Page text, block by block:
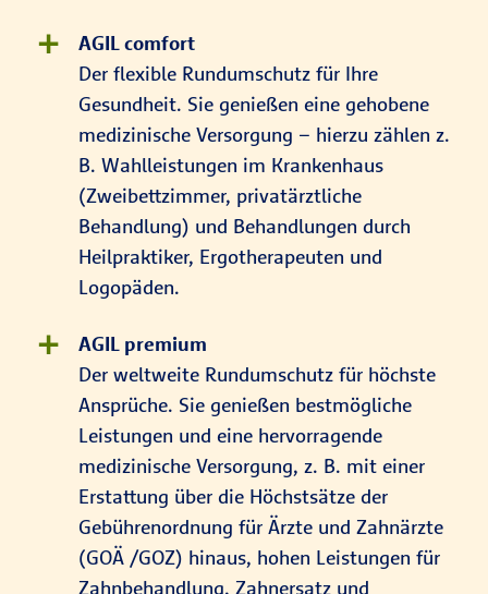
AGIL comfort
Der flexible Rundumschutz für Ihre
Gesundheit. Sie genießen eine gehobene
medizinische Versorgung – hierzu zählen z.
B. Wahlleistungen im Krankenhaus
(Zweibettzimmer, privatärztliche
Behandlung) und Behandlungen durch
Heilpraktiker, Ergotherapeuten und
Logopäden.
AGIL premium
Der weltweite Rundumschutz für höchste
Ansprüche. Sie genießen bestmögliche
Leistungen und eine hervorragende
medizinische Versorgung, z. B. mit einer
Erstattung über die Höchstsätze der
Gebührenordnung für Ärzte und Zahnärzte
(GOÄ /GOZ) hinaus, hohen Leistungen für
Zahnbehandlung, Zahnersatz und